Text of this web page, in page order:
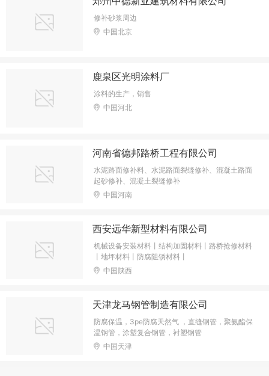
修补砂浆周边
中国北京
鹿泉区光明涂料厂
涂料的生产，销售
中国河北
河南省德邦路桥工程有限公司
水泥路面修补料、水泥路面裂缝修补、混凝土路面
起砂修补、混凝土裂缝修补
中国河南
西安远华新型材料有限公司
机械设备安装材料丨结构加固材料丨路桥抢修材料
丨地坪材料丨防腐阻锈材料丨
中国陕西
天津龙马钢管制造有限公司
防腐保温，3pe防腐天然气 ，直缝钢管，聚氨酯保
温钢管，涂塑复合钢管，衬塑钢管
中国天津